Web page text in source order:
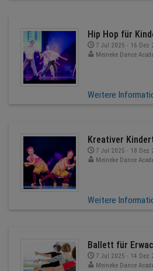
Hip Hop für
7 Jul 2025 - 16 Dez
Meineke Dance
Weitere
Kreativer
7 Jul 2025 - 18 Dez
Meineke Dance
Weitere
Ballett für
7 Jul 2025 - 14 Dez
Meineke Dance